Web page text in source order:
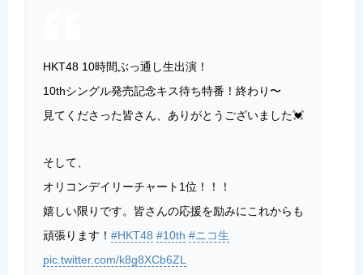
HKT48 10時間ぶっ通し生出演！
10thシングル発売記念キス待ち特番！終わり〜
見てくださった皆さん、ありがとうございました💓
そして、
オリコンデイリーチャート1位！！！
嬉しい限りです。皆さんの応援を励みにこれからも
頑張ります！ #HKT48 #10th #ニコ生
pic.twitter.com/k8g8XCb6ZL